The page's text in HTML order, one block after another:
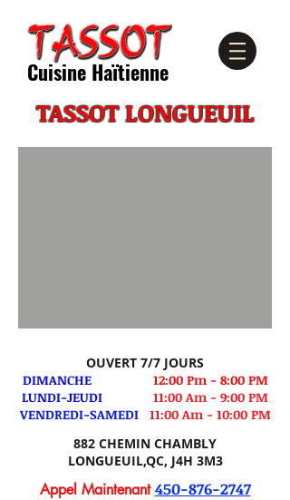
Cuisine Haïtienne
TASSOT LONGUEUIL
OUVERT 7/7 JOURS
DIMANCHE12:00 Pm - 8:00 PM
LUNDI-JEUDI 11:00 Am - 9:00 PM
VENDREDI-SAMEDI 11:00 Am - 10:00 PM
882 CHEMIN CHAMBLY
LONGUEUIL,QC, J4H 3M3
Appel Maintenant450-876-2747